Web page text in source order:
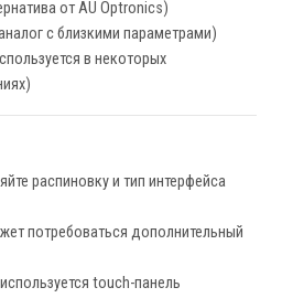
от AU Optronics)
с близкими параметрами)
в некоторых
распиновку и тип интерфейса
потребоваться дополнительный
touch-панель